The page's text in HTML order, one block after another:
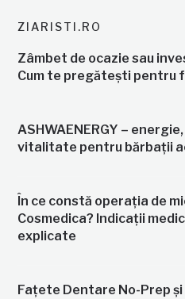
ZIARISTI.RO
Zâmbet de ocazie sau
Cum te pregătești pentru
ASHWAENERGY –
vitalitate pentru bărbații
În ce constă operația de
Cosmedica? Indicații
explicate
Fațete Dentare No-Prep